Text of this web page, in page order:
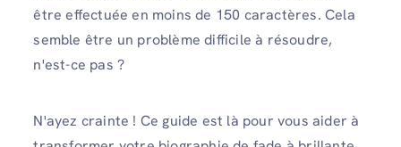
être effectuée en moins de 150 caractères. Cela
semble être un problème difficile à résoudre,
n'est-ce pas ?
N'ayez crainte ! Ce guide est là pour vous aider à